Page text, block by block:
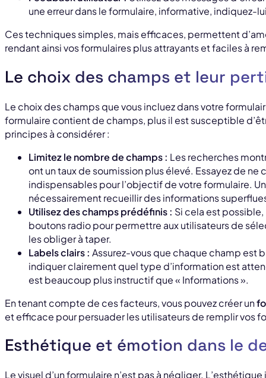
une erreur dans le formulaire, informative, indiquez-
Ces techniques simples, mais efficaces, permettent
rendant ainsi vos formulaires plus attrayants et faciles à
Le choix des champs et leur
Le choix des champs que vous incluez dans votre
formulaire contient de champs, plus il est susceptible
principes à considérer :
Limitez le nombre de champs : Les recherches
ont un taux de soumission plus élevé. Essayez de ne
indispensables pour l’objectif de votre formulaire.
nécessairement recueillir des informations
Utilisez des champs prédéfinis : Si cela est
boutons radio pour permettre aux utilisateurs de
les obliger à taper.
Labels clairs : Assurez-vous que chaque champ est
indiquer clairement quel type d’information est
est beaucoup plus instructif que « Informations ».
En tenant compte de ces facteurs, vous pouvez créer un
et efficace pour persuader les utilisateurs de remplir vos
Esthétique et émotion dans le
Le visuel d’un formulaire n’est pas à négliger.